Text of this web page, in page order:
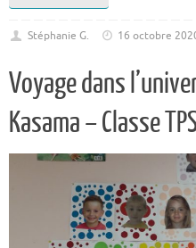
Stéphanie G. 16 octobre
Voyage dans
Kasama – Classe